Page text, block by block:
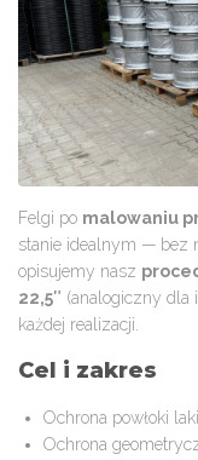
Felgi po malowaniu
stanie idealnym — bez
opisujemy nasz
22,5″ (analogiczny dla
każdej realizacji.
Cel i zakres
Ochrona powłoki
Ochrona